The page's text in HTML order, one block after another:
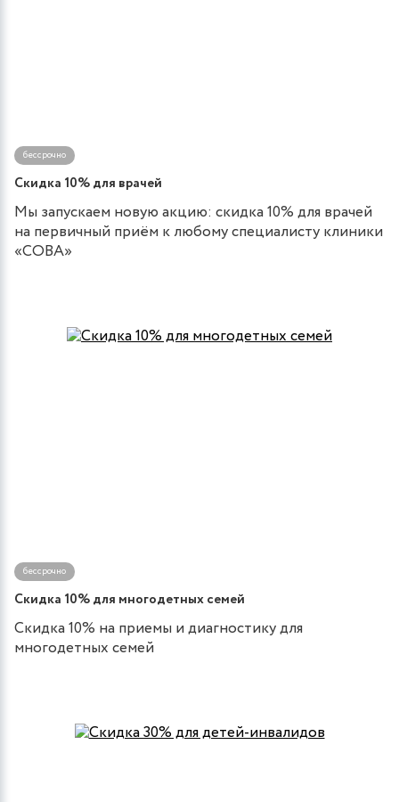
бессрочно
Скидка 10% для врачей
Мы запускаем новую акцию: скидка 10% для врачей
на первичный приём к любому специалисту клиники
«СОВА»
бессрочно
Скидка 10% для многодетных семей
Скидка 10% на приемы и диагностику для
многодетных семей